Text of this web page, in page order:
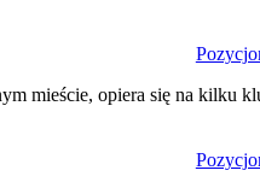
mieście, opiera się na kilku